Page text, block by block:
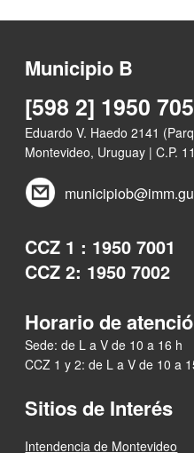
Municipio B
[598 2] 1950
Eduardo V. Haedo 2141
Montevideo, Uruguay | C.P.
CCZ 1 : 1950 7001
CCZ 2: 1950 7002
Horario de
Sede: de L a V de 10 a 16 h
CCZ 1 y 2: de L a V de 10 a
Sitios de Interés
Intendencia de Montevideo